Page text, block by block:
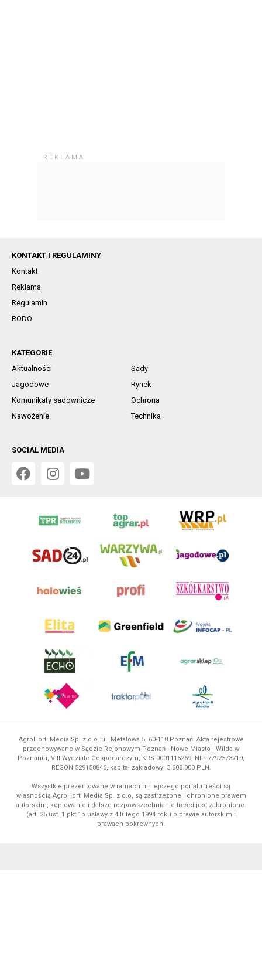
KONTAKT I REGULAMINY
Kontakt
Reklama
Regulamin
RODO
KATEGORIE
Aktualności
Sady
Jagodowe
Rynek
Komunikaty sadownicze
Ochrona
Nawożenie
Technika
SOCIAL MEDIA
AgroHorti Media Sp. z o.o. ul. Metalowa 5, 60-118 Poznań. Akta rejestrowe
przechowywane w Sądzie Rejonowym Poznań - Nowe Miasto i Wilda w
Poznaniu, VIII Wydziale Gospodarczym, KRS 0001116269, NIP 7792573719,
REGON 529158846, kapitał zakładowy: 3.608.000 PLN.
Wszystkie prezentowane w ramach niniejszego portalu treści są
własnością AgroHorti Media Sp. z o.o, są zastrzeżone i chronione prawem
autorskim, kopiowanie i dalsze rozpowszechnianie treści jest zabronione.
(art. 25 ust. 1 pkt 1b ustawy z 4 lutego 1994 roku o prawie autorskim i
prawach pokrewnych.